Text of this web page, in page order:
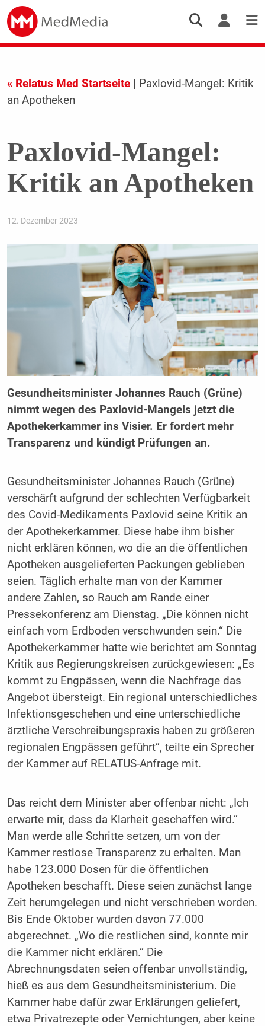
« Relatus Med Startseite| Paxlovid-Mangel: Kritik
an Apotheken
Paxlovid-Mangel:
Kritik an Apotheken
12. Dezember 2023
Gesundheitsminister Johannes Rauch (Grüne)
nimmt wegen des Paxlovid-Mangels jetzt die
Apothekerkammer ins Visier. Er fordert mehr
Transparenz und kündigt Prüfungen an.
Gesundheitsminister Johannes Rauch (Grüne)
verschärft aufgrund der schlechten Verfügbarkeit
des Covid-Medikaments Paxlovid seine Kritik an
der Apothekerkammer. Diese habe ihm bisher
nicht erklären können, wo die an die öffentlichen
Apotheken ausgelieferten Packungen geblieben
seien. Täglich erhalte man von der Kammer
andere Zahlen, so Rauch am Rande einer
Pressekonferenz am Dienstag. „Die können nicht
einfach vom Erdboden verschwunden sein.“ Die
Apothekerkammer hatte wie berichtet am Sonntag
Kritik aus Regierungskreisen zurückgewiesen: „Es
kommt zu Engpässen, wenn die Nachfrage das
Angebot übersteigt. Ein regional unterschiedliches
Infektionsgeschehen und eine unterschiedliche
ärztliche Verschreibungspraxis haben zu größeren
regionalen Engpässen geführt“, teilte ein Sprecher
der Kammer auf RELATUS-Anfrage mit.
Das reicht dem Minister aber offenbar nicht: „Ich
erwarte mir, dass da Klarheit geschaffen wird.“
Man werde alle Schritte setzen, um von der
Kammer restlose Transparenz zu erhalten. Man
habe 123.000 Dosen für die öffentlichen
Apotheken beschafft. Diese seien zunächst lange
Zeit herumgelegen und nicht verschrieben worden.
Bis Ende Oktober wurden davon 77.000
abgerechnet. „Wo die restlichen sind, konnte mir
die Kammer nicht erklären.“ Die
Abrechnungsdaten seien offenbar unvollständig,
hieß es aus dem Gesundheitsministerium. Die
Kammer habe dafür zwar Erklärungen geliefert,
etwa Privatrezepte oder Vernichtungen, aber keine